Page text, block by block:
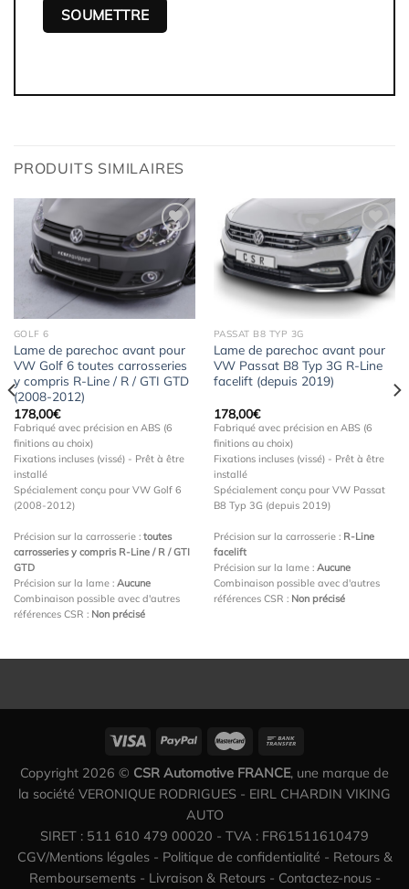
PRODUITS SIMILAIRES
Ajouter
à la
wishlist
GOLF 6
Lame de parechoc avant pour
VW Golf 6 toutes carrosseries
y compris R-Line / R / GTI GTD
(2008-2012)
178,00€
Fabriqué avec précision en ABS (6
finitions au choix)
Fixations incluses (vissé) - Prêt à être
installé
Spécialement conçu pour VW Golf 6
(2008-2012)
Précision sur la carrosserie : toutes
carrosseries y compris R-Line / R / GTI
GTD
Précision sur la lame : Aucune
Combinaison possible avec d'autres
références CSR : Non précisé
Ajouter
à la
wishlist
PASSAT B8 TYP 3G
Lame de parechoc avant pour
VW Passat B8 Typ 3G R-Line
facelift (depuis 2019)
178,00€
Fabriqué avec précision en ABS (6
finitions au choix)
Fixations incluses (vissé) - Prêt à être
installé
Spécialement conçu pour VW Passat
B8 Typ 3G (depuis 2019)
Précision sur la carrosserie : R-Line
facelift
Précision sur la lame : Aucune
Combinaison possible avec d'autres
références CSR : Non précisé
Copyright 2026 © CSR Automotive FRANCE, une marque de
la société VERONIQUE RODRIGUES - EIRL CHARDIN VIKING
AUTO
SIRET : 511 610 479 00020 - TVA : FR61511610479
CGV/Mentions légales- Politique de confidentialité - Retours &
Remboursements- Livraison & Retours- Contactez-nous-